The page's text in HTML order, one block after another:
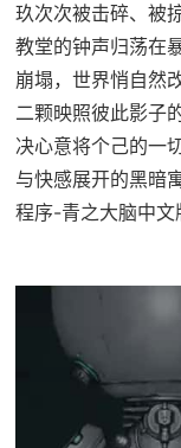
玖次次被击碎、被
教堂的钟声归荡在
崩塌，世界悄自然
二颗映照彼此影子
决心意将个己的一
与快感展开的黑暗
程序-青之大脑中文